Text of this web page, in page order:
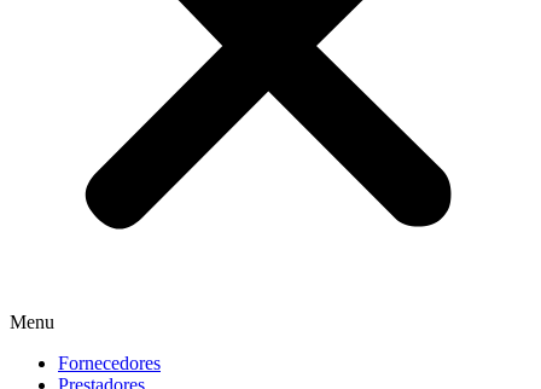
Menu
Fornecedores
Prestadores